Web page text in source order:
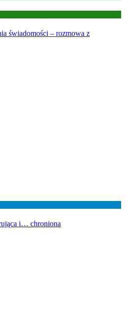
świadomości – rozmowa z
i… chroniona